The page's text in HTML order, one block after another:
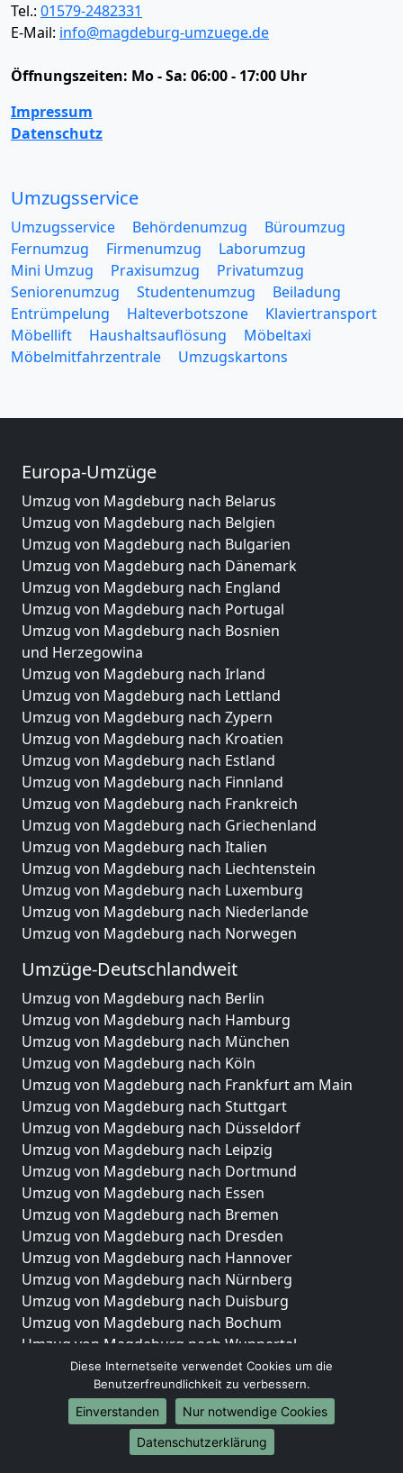
Tel.: 01579-2482331
E-Mail: info@magdeburg-umzuege.de
Öffnungszeiten: Mo - Sa: 06:00 - 17:00 Uhr
Impressum
Datenschutz
Umzugsservice
Umzugsservice Behördenumzug
Büroumzug
Fernumzug
Firmenumzug
Laborumzug
Mini Umzug
Praxisumzug
Privatumzug
Seniorenumzug
Studentenumzug
Beiladung
Entrümpelung
Halteverbotszone
Klaviertransport
Möbellift
Haushaltsauflösung
Möbeltaxi
Möbelmitfahrzentrale
Umzugskartons
Europa-Umzüge
Umzug von Magdeburg nach Belarus
Umzug von Magdeburg nach Belgien
Umzug von Magdeburg nach Bulgarien
Umzug von Magdeburg nach Dänemark
Umzug von Magdeburg nach England
Umzug von Magdeburg nach Portugal
Umzug von Magdeburg nach Bosnien
und Herzegowina
Umzug von Magdeburg nach Irland
Umzug von Magdeburg nach Lettland
Umzug von Magdeburg nach Zypern
Umzug von Magdeburg nach Kroatien
Umzug von Magdeburg nach Estland
Umzug von Magdeburg nach Finnland
Umzug von Magdeburg nach Frankreich
Umzug von Magdeburg nach Griechenland
Umzug von Magdeburg nach Italien
Umzug von Magdeburg nach Liechtenstein
Umzug von Magdeburg nach Luxemburg
Umzug von Magdeburg nach Niederlande
Umzug von Magdeburg nach Norwegen
Umzüge-Deutschlandweit
Umzug von Magdeburg nach Berlin
Umzug von Magdeburg nach Hamburg
Umzug von Magdeburg nach München
Umzug von Magdeburg nach Köln
Umzug von Magdeburg nach Frankfurt am Main
Umzug von Magdeburg nach Stuttgart
Umzug von Magdeburg nach Düsseldorf
Umzug von Magdeburg nach Leipzig
Umzug von Magdeburg nach Dortmund
Umzug von Magdeburg nach Essen
Umzug von Magdeburg nach Bremen
Umzug von Magdeburg nach Dresden
Umzug von Magdeburg nach Hannover
Umzug von Magdeburg nach Nürnberg
Umzug von Magdeburg nach Duisburg
Umzug von Magdeburg nach Bochum
Umzug von Magdeburg nach Wuppertal
Umzug von Magdeburg nach Bielefeld
Umzug von Magdeburg nach Bonn
Umzug von Magdeburg nach Münster
Internationale-Umzüge
Diese Internetseite verwendet Cookies um die
Benutzerfreundlichkeit zu verbessern.
Einverstanden
Nur notwendige Cookies
Datenschutzerklärung